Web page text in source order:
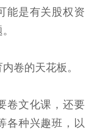
能是有关股权资
卷的天花板。
卷文化课，还要
各种兴趣班，以